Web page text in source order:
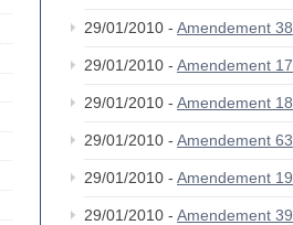
29/01/2010 - Amendement 38
29/01/2010 - Amendement 17
29/01/2010 - Amendement 18
29/01/2010 - Amendement 63
29/01/2010 - Amendement 19
29/01/2010 - Amendement 39